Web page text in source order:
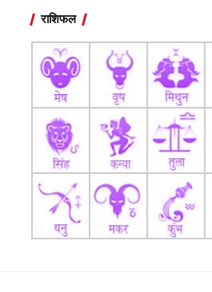
राशिफल